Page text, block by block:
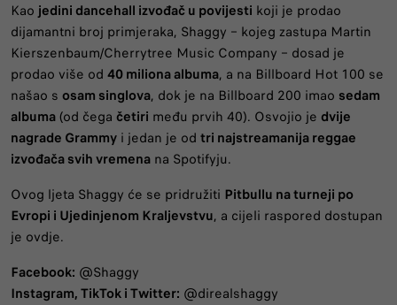
Kao jedini dancehall izvođač u povijesti koji je prodao
dijamantni broj primjeraka, Shaggy – kojeg zastupa Martin
Kierszenbaum/Cherrytree Music Company – dosad je
prodao više od 40 miliona albuma, a na Billboard Hot 100 se
našao s osam singlova, dok je na Billboard 200 imao sedam
albuma(od čega četiri među prvih 40). Osvojio je dvije
nagrade Grammy i jedan je od tri najstreamanija reggae
izvođača svih vremena na Spotifyju.
Ovog ljeta Shaggy će se pridružiti Pitbullu na turneji po
Evropi i Ujedinjenom Kraljevstvu, a cijeli raspored dostupan
je ovdje.
Facebook: @Shaggy
Instagram, TikTok i Twitter: @direalshaggy